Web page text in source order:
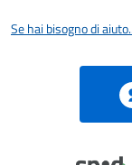
Se hai bisogno di